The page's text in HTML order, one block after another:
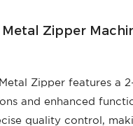
Zipper
Zipper features a
and enhanced
quality control,